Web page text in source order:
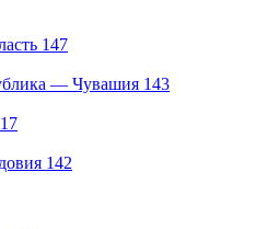
147
— Чувашия 143
17
142